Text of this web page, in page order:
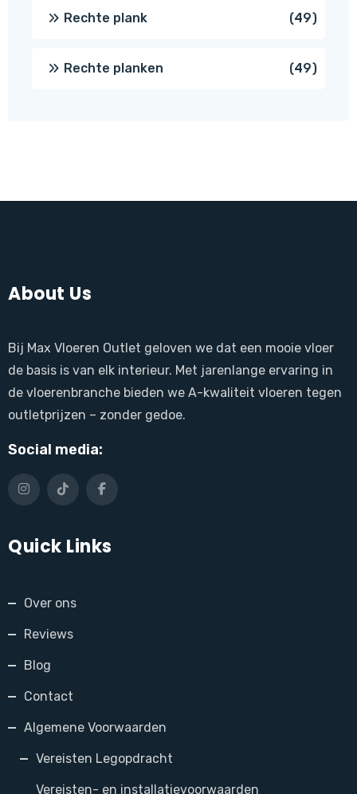
Rechte plank 4949
Rechte planken 4949
About Us
Bij Max Vloeren Outlet geloven we dat een mooie vloer
de basis is van elk interieur. Met jarenlange ervaring in
de vloerenbranche bieden we A-kwaliteit vloeren tegen
outletprijzen – zonder gedoe.
Social media:
Quick Links
Over ons
Reviews
Blog
Contact
Algemene Voorwaarden
Vereisten Legopdracht
Vereisten- en installatievoorwaarden